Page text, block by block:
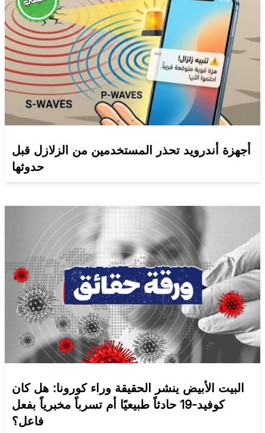
أجهزة أندرويد تحذر المستخدمين من الزلازل قبل
حدوثها
البيت الأبيض ينشر الحقيقة وراء كورونا: هل كان
كوفيد-19 حادثاً طبيعيًا أم تسرباً مخبرياً بفعل
فاعل؟